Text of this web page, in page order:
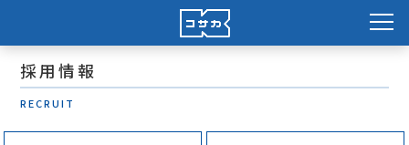
採用情報
RECRUIT